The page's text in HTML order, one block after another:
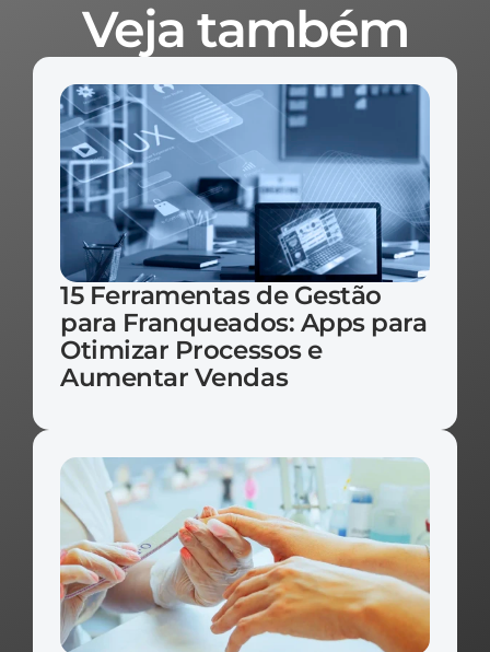
Veja também
15 Ferramentas de Gestão
para Franqueados: Apps para
Otimizar Processos e
Aumentar Vendas